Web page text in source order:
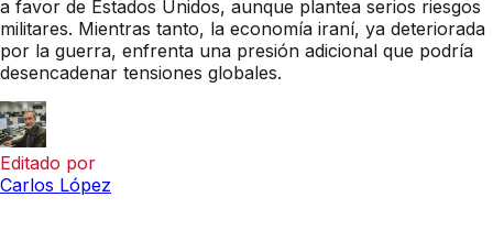
a favor de Estados Unidos, aunque plantea serios riesgos
militares. Mientras tanto, la economía iraní, ya deteriorada
por la guerra, enfrenta una presión adicional que podría
desencadenar tensiones globales.
Editado por
Carlos López